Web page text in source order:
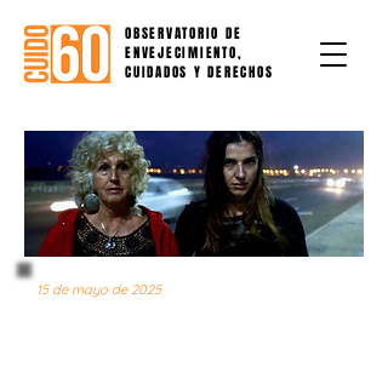
OBSERVATORIO DE
ENVEJECIMIENTO,
CUIDADOS Y DERECHOS
15 de mayo de 2025